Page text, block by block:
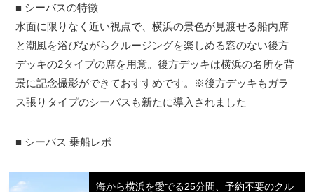
■ シーバスの特徴
水面に限りなく近い視点で、横浜の景色が見渡せる船内席
と潮風を浴びながらクルージングを楽しめる窓のない後方
デッキの2タイプの席を用意。後方デッキは横浜の名所を背
景に記念撮影ができておすすめです。※後方デッキもガラ
ス張りタイプのシーバスも新たに導入されました
■ シーバス 乗船レポ
海から横浜を愛でる25分間、予約不要のクル